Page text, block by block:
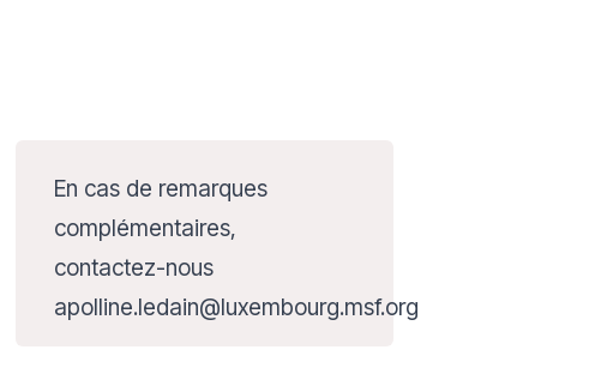
En cas de remarques
complémentaires,
contactez-nous
apolline.ledain@luxembourg.msf.org